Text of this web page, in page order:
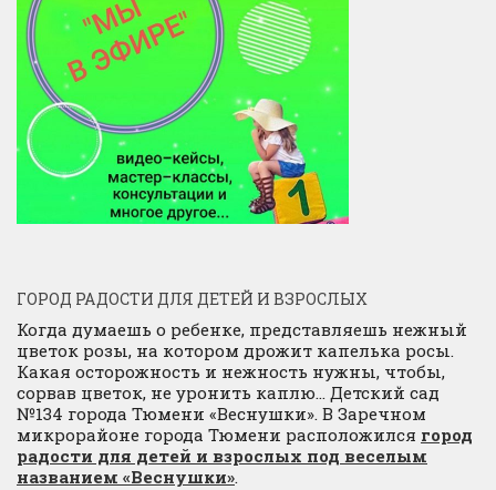
ГОРОД РАДОСТИ ДЛЯ ДЕТЕЙ И ВЗРОСЛЫХ
Когда думаешь о ребенке, представляешь нежный
цветок розы, на котором дрожит капелька росы.
Какая осторожность и нежность нужны, чтобы,
сорвав цветок, не уронить каплю… Детский сад
№134 города Тюмени «Веснушки». В Заречном
микрорайоне города Тюмени расположился город
радости для детей и взрослых под веселым
названием «Веснушки».